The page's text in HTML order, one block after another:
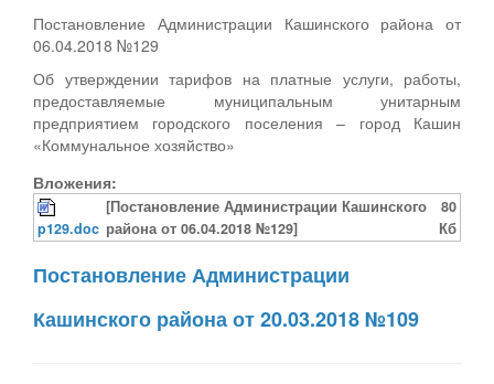
Постановление Администрации Кашинского района от
06.04.2018 №129
Об утверждении тарифов на платные услуги, работы,
предоставляемые муниципальным унитарным
предприятием городского поселения – город Кашин
«Коммунальное хозяйство»
Вложения:
p129.doc
[Постановление Администрации Кашинского
района от 06.04.2018 №129]
80
Кб
Постановление Администрации
Кашинского района от 20.03.2018 №109